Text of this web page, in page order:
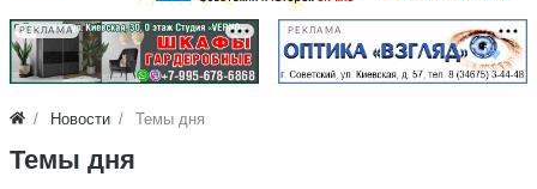
РЕКЛАМА РЕКЛАМА
Новости Темы дня
Темы дня